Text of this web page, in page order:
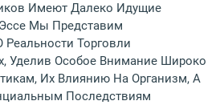
Имеют Далеко Идущие
Мы Представим
Торговли
Уделив Особое Внимание Широко
Их Влиянию На Организм, А
Последствиям